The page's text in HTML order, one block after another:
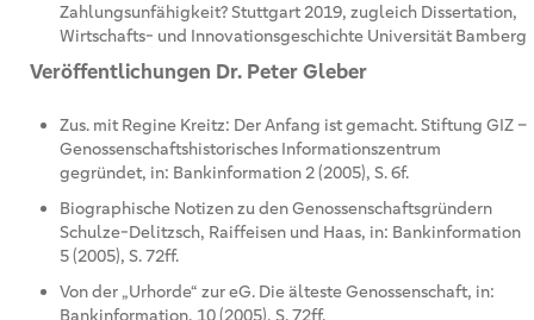
Zahlungsunfähigkeit? Stuttgart 2019, zugleich Dissertation,
Wirtschafts- und Innovationsgeschichte Universität Bamberg
Veröffentlichungen Dr. Peter Gleber
Zus. mit Regine Kreitz: Der Anfang ist gemacht. Stiftung GIZ –
Genossenschaftshistorisches Informationszentrum
gegründet, in: Bankinformation 2 (2005), S. 6f.
Biographische Notizen zu den Genossenschaftsgründern
Schulze-Delitzsch, Raiffeisen und Haas, in: Bankinformation
5 (2005), S. 72ff.
Von der „Urhorde“ zur eG. Die älteste Genossenschaft, in:
Bankinformation, 10 (2005), S. 72ff.